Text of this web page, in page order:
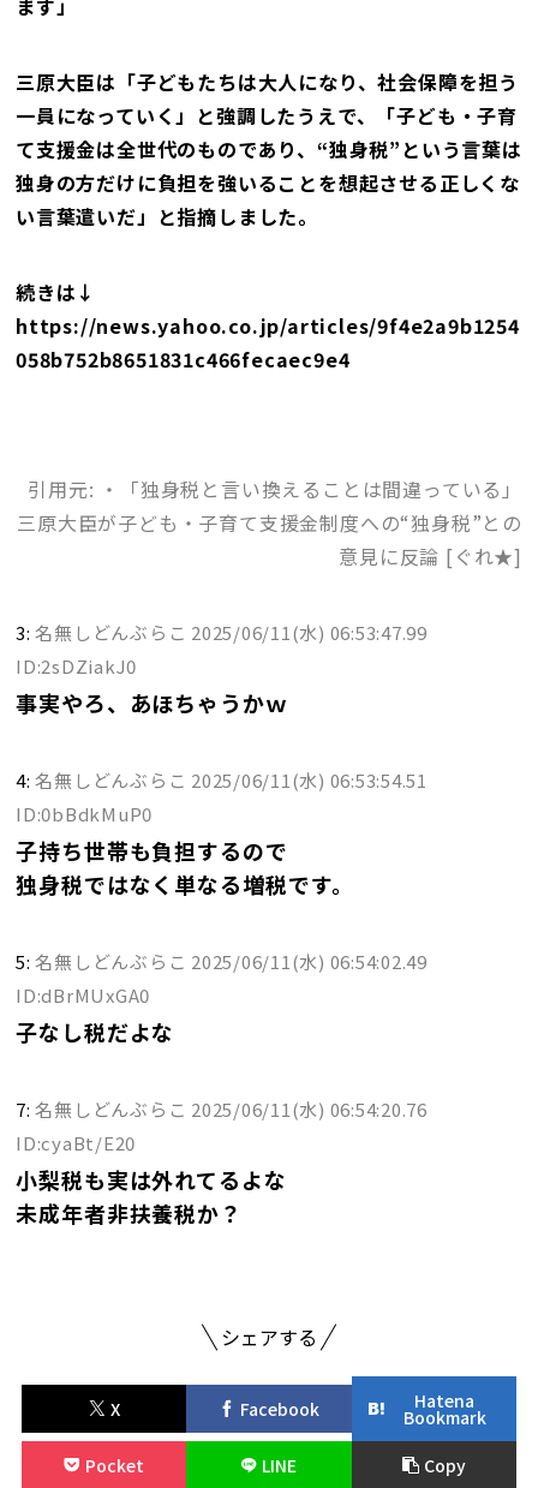
ます」
三原大臣は「子どもたちは大人になり、社会保障を担う
一員になっていく」と強調したうえで、「子ども・子育
て支援金は全世代のものであり、“独身税”という言葉は
独身の方だけに負担を強いることを想起させる正しくな
い言葉遣いだ」と指摘しました。
続きは↓
https://news.yahoo.co.jp/articles/9f4e2a9b1254
058b752b8651831c466fecaec9e4
引用元: ・「独身税と言い換えることは間違っている」
三原大臣が子ども・子育て支援金制度への“独身税”との
意見に反論 [ぐれ★]
3:名無しどんぶらこ 2025/06/11(水) 06:53:47.99
ID:2sDZiakJ0
事実やろ、あほちゃうかｗ
4:名無しどんぶらこ 2025/06/11(水) 06:53:54.51
ID:0bBdkMuP0
子持ち世帯も負担するので
独身税ではなく単なる増税です。
5:名無しどんぶらこ 2025/06/11(水) 06:54:02.49
ID:dBrMUxGA0
子なし税だよな
7:名無しどんぶらこ 2025/06/11(水) 06:54:20.76
ID:cyaBt/E20
小梨税も実は外れてるよな
未成年者非扶養税か？
シェアする
X Facebook Hatena
Bookmark
Pocket
LINE Copy